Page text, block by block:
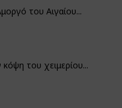
του Αιγαίου...
του χειμερίου...